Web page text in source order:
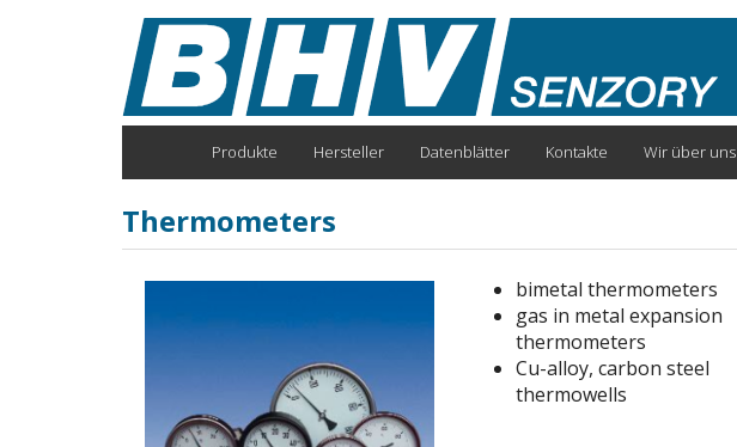
Main
navigation
Produkte Hersteller Datenblätter Kontakte Wir über uns
Thermometers
bimetal thermometers
gas in metal expansion
thermometers
Cu-alloy, carbon steel
thermowells